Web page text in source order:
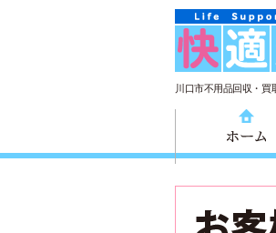
川口市不用品回収・買